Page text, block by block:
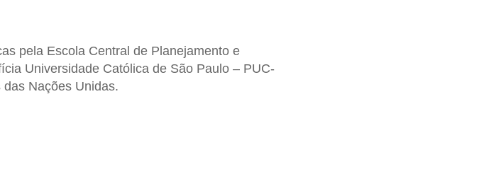
pela Escola Central de Planejamento e
Universidade Católica de São Paulo – PUC-
Nações Unidas.